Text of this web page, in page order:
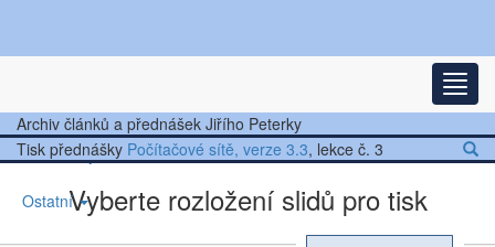
Nejnovější články
Další články
Přednášky
Ostatní
Archiv článků a přednášek Jiřího Peterky
Tisk přednášky Počítačové sítě, verze 3.3, lekce č. 3
Vyberte rozložení slidů pro tisk